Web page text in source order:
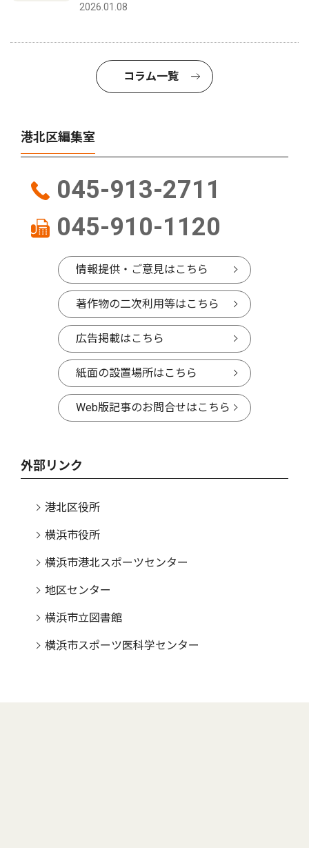
2026.01.08
コラム一覧
港北区編集室
045-913-2711
045-910-1120
情報提供・ご意見はこちら
著作物の二次利用等はこちら
広告掲載はこちら
紙面の設置場所はこちら
Web版記事のお問合せはこちら
外部リンク
港北区役所
横浜市役所
横浜市港北スポーツセンター
地区センター
横浜市立図書館
横浜市スポーツ医科学センター